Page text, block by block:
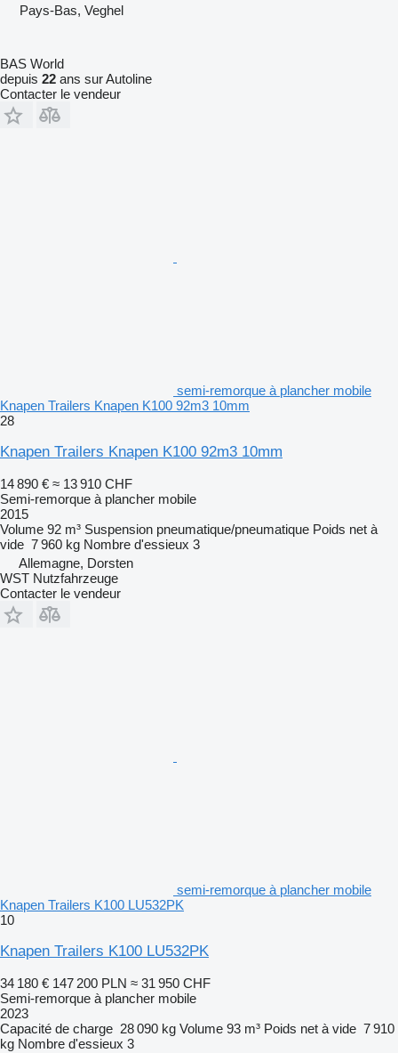
Pays-Bas, Veghel
BAS World
depuis 22 ans sur Autoline
Contacter le vendeur
semi-remorque à plancher mobile
Knapen Trailers Knapen K100 92m3 10mm
28
Knapen Trailers Knapen K100 92m3 10mm
14 890 € ≈ 13 910 CHF
Semi-remorque à plancher mobile
2015
Volume 92 m³ Suspension pneumatique/pneumatique Poids net à
vide 7 960 kg Nombre d'essieux 3
Allemagne, Dorsten
WST Nutzfahrzeuge
Contacter le vendeur
semi-remorque à plancher mobile
Knapen Trailers K100 LU532PK
10
Knapen Trailers K100 LU532PK
34 180 € 147 200 PLN ≈ 31 950 CHF
Semi-remorque à plancher mobile
2023
Capacité de charge 28 090 kg Volume 93 m³ Poids net à vide 7 910
kg Nombre d'essieux 3